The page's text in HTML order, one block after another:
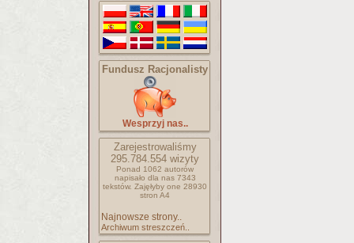
Fundusz Racjonalisty
Wesprzyj nas..
Zarejestrowaliśmy
295.784.554 wizyty
Ponad 1062 autorów
napisało dla nas 7343
tekstów. Zajęłyby one 28930
stron A4
Najnowsze strony..
Archiwum streszczeń..